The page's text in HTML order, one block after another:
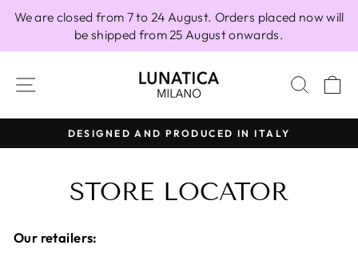
We are closed from 7 to 24 August. Orders placed now will
be shipped from 25 August onwards.
SITE NAVIGATION
Pause
DESIGNED AND PRODUCED IN ITALY
STORE LOCATOR
Our retailers: